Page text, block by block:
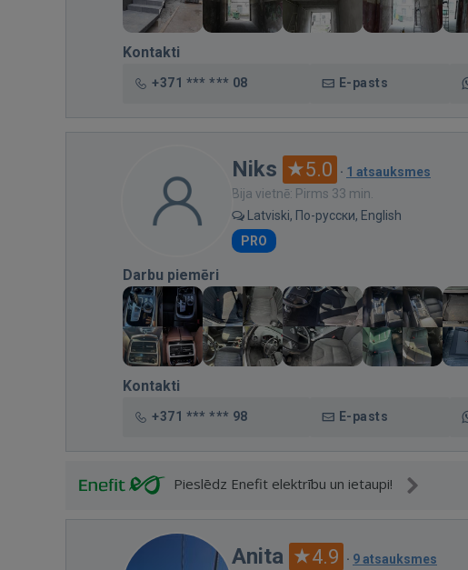
Kontakti
+371 *** *** 08 E-pasts
Niks 5.0 · 1 atsauksmes
Bija vietnē: Pirms 33 min.
Latviski, По-русски, English
PRO
Darbu piemēri
Kontakti
+371 *** *** 98 E-pasts
Pieslēdz Enefit elektrību un ietaupi!
Anita 4.9 · 9 atsauksmes